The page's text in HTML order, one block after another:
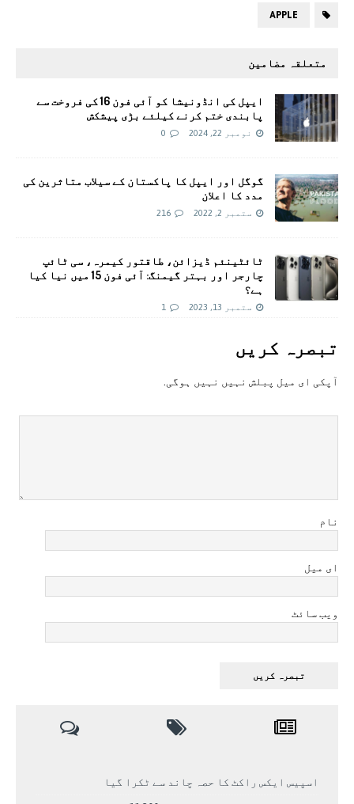
APPLE
متعلقہ مضامین
ایپل کی انڈونیشا کو آئی فون 16 کی فروخت سے
پابندی ختم کرنے کیلئے بڑی پیشکش
نومبر 22, 2024 0
گوگل اور ایپل کا پاکستان کے سیلاب متاثرین کی
مدد کا اعلان
ستمبر 2, 2022 216
ٹائٹینئم ڈیزائن، طاقتور کیمرہ، سی ٹائپ
چارجر اور بہتر گیمنگ: آئی فون 15 میں نیا کیا
ہے؟
ستمبر 13, 2023 1
تبصرہ کريں
آپکی ای ميل پبلش نہيں نہيں ہوگی.
نام
ای میل
ویب سائٹ
اسپیس ایکس راکٹ کا حصہ چاند سے ٹکرا گیا